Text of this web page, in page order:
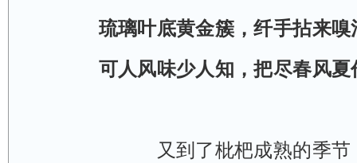
琉璃叶底黄金簇，纤手拈来嗅
可人风味少人知，把尽春风夏
又到了枇杷成熟的季节